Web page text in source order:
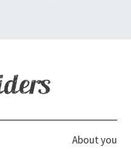
About you